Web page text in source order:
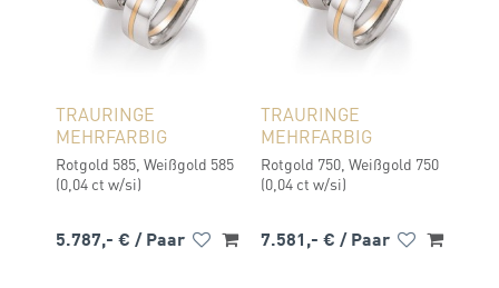
TRAURINGE
MEHRFARBIG
Rotgold 585, Weißgold 585
(0,04 ct w/si)
5.787,- € / Paar
TRAURINGE
MEHRFARBIG
Rotgold 750, Weißgold 750
(0,04 ct w/si)
7.581,- € / Paar